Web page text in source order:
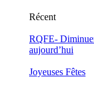
Récent
RQFE-
aujourd’hui
Joyeuses Fêtes